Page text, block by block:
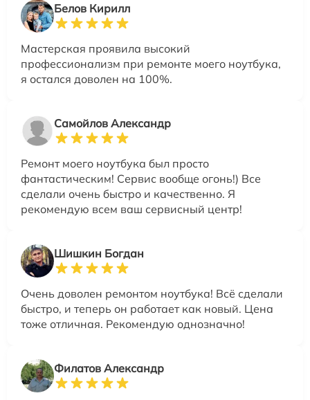
Белов Кирилл
Мастерская проявила высокий
профессионализм при ремонте моего ноутбука,
я остался доволен на 100%.
Самойлов Александр
Ремонт моего ноутбука был просто
фантастическим! Сервис вообще огонь!) Все
сделали очень быстро и качественно. Я
рекомендую всем ваш сервисный центр!
Шишкин Богдан
Очень доволен ремонтом ноутбука! Всё сделали
быстро, и теперь он работает как новый. Цена
тоже отличная. Рекомендую однозначно!
Филатов Александр